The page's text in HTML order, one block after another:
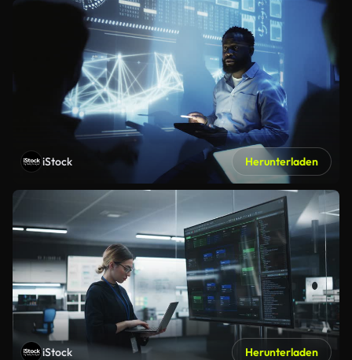
iStock Herunterladen
iStock Herunterladen